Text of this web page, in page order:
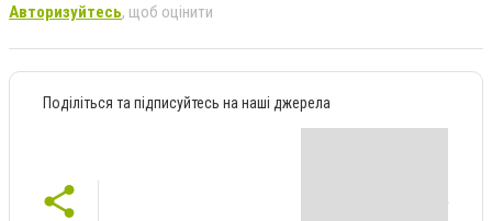
Авторизуйтесь, щоб оцінити
Поділіться та підписуйтесь на наші джерела